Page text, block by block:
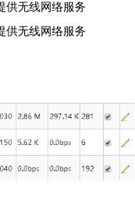
供无线网络服务
供无线网络服务